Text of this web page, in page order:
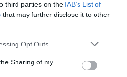
third parties on the IAB’s List of
that may further disclose it to other
Opt Outs
Sharing of my
αντικείμενα, όπως
φάρμακα και
οικιακό αντικείμενο
ένα απλό ραδιόφωνο